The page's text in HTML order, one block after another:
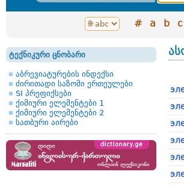
# a b c
ტექნიკური ცნობარი
აბრევიატურების ინდექსი
ძირითადი საზომი ერთეულები
SI პრეფიქსები
ქიმიური ელემენტები 1
ქიმიური ელემენტები 2
სათბური აირები